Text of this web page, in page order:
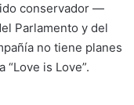
conservador —
Parlamento y del
no tiene planes
is Love”.